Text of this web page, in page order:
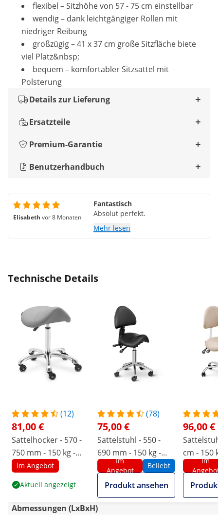
flexibel – Sitzhöhe von 57 - 75 cm einstellbar
wendig – dank leichtgängiger Rollen mit
niedriger Reibung
großzügig – 41 x 37 cm große Sitzfläche biete
viel Platz&nbsp;
bequem – komfortabler Sitzsattel mit
Polsterung
Details zur Lieferung
Ersatzteile
Premium-Garantie
Benutzerhandbuch
Elisabeth vor 8 Monaten
Fantastisch
Absolut perfekt.
Mehr lesen
Technische Details
(12)
81,00 €
Sattelhocker - 570 -
750 mm - 150 kg -
Dunkelgrau
Im Angebot
Aktuell angezeigt
(78)
75,00 €
Sattelstuhl - 550 -
690 mm - 150 kg -
Schwarz
Im
Angebot
Beliebt
Produkt ansehen
96,00 €
cm - 150
far­ben,
Im
Abmessungen (LxBxH)